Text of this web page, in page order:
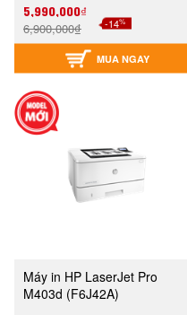
5,990,000₫
6,900,000₫ -14%
MUA NGAY
Máy in HP LaserJet Pro
M403d (F6J42A)